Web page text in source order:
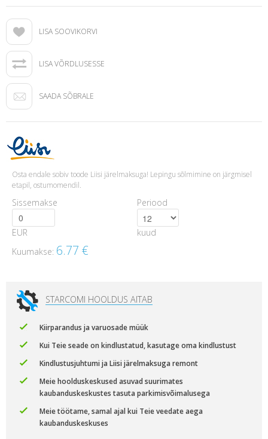
LISA SOOVIKORVI
LISA VÕRDLUSESSE
SAADA SÕBRALE
Osta endale sobiv toode Liisi järelmaksuga! Lepingu sõlmimine on järgmisel
etapil, ostumomendil.
Sissemakse
EUR
Periood
kuud
Kuumakse: 6.77 €
STARCOMI HOOLDUS AITAB
Kiirparandus ja varuosade müük
Kui Teie seade on kindlustatud, kasutage oma kindlustust
Kindlustusjuhtumi ja Liisi järelmaksuga remont
Meie hoolduskeskused asuvad suurimates
kaubanduskeskustes tasuta parkimisvõimalusega
Meie töötame, samal ajal kui Teie veedate aega
kaubanduskeskuses